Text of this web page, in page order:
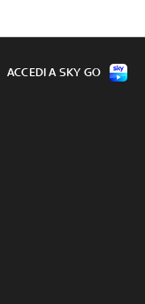
ACCEDI A SKY GO